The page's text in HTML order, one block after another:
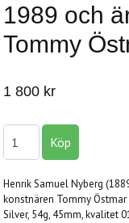
1989 och
Tommy
1 800 kr
Henrik Samuel Nyberg
konstnären Tommy Östmar
Silver, 54g, 45mm, kvalitet